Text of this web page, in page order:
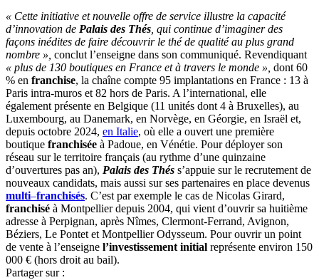
« Cette initiative et nouvelle offre de service illustre la capacité
d’innovation de Palais des Thés , qui continue d’imaginer des
façons inédites de faire découvrir le thé de qualité au plus grand
nombre », conclut l’enseigne dans son communiqué. Revendiquant
« plus de 130 boutiques en France et à travers le monde », dont 60
% en franchise, la chaîne compte 95 implantations en France : 13 à
Paris intra-muros et 82 hors de Paris. A l’international, elle
également présente en Belgique (11 unités dont 4 à Bruxelles), au
Luxembourg, au Danemark, en Norvège, en Géorgie, en Israël et,
depuis octobre 2024, en Italie, où elle a ouvert une première
boutique franchisée à Padoue, en Vénétie. Pour déployer son
réseau sur le territoire français (au rythme d’une quinzaine
d’ouvertures pas an), Palais des Thés s’appuie sur le recrutement de
nouveaux candidats, mais aussi sur ses partenaires en place devenus
multi–franchisés. C’est par exemple le cas de Nicolas Girard,
franchisé à Montpellier depuis 2004, qui vient d’ouvrir sa huitième
adresse à Perpignan, après Nîmes, Clermont-Ferrand, Avignon,
Béziers, Le Pontet et Montpellier Odysseum. Pour ouvrir un point
de vente à l’enseigne l’investissement initial représente environ 150
000 € (hors droit au bail).
Partager sur :